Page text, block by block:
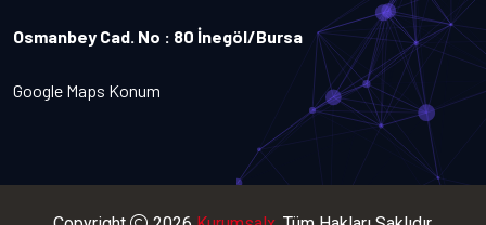
Osmanbey Cad. No : 80 İnegöl/Bursa
Google Maps Konum